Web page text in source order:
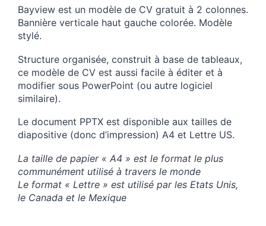
Bayview est un modèle de CV gratuit à 2 colonnes.
Bannière verticale haut gauche colorée. Modèle
stylé.
Structure organisée, construit à base de tableaux,
ce modèle de CV est aussi facile à éditer et à
modifier sous PowerPoint (ou autre logiciel
similaire).
Le document PPTX est disponible aux tailles de
diapositive (donc d’impression) A4 et Lettre US.
La taille de papier « A4 » est le format le plus
communément utilisé à travers le monde
Le format « Lettre » est utilisé par les Etats Unis,
le Canada et le Mexique